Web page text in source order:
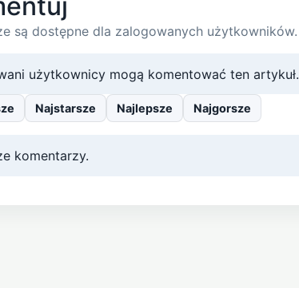
są dostępne dla zalogowanych użytkowników.
użytkownicy mogą komentować ten artykuł.
Najstarsze Najlepsze Najgorsze
komentarzy.